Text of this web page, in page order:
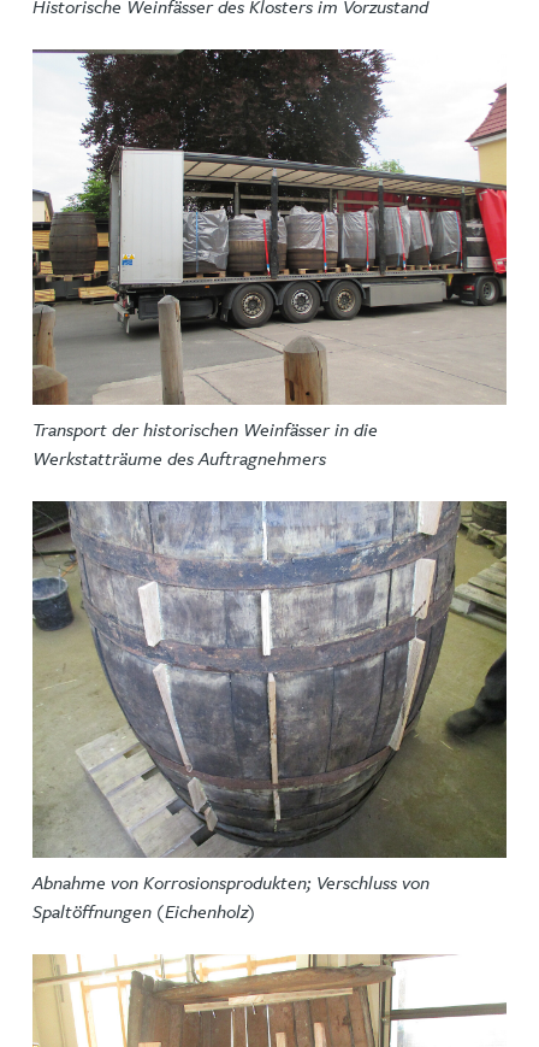
Historische Weinfässer des Klosters im Vorzustand
Transport der historischen Weinfässer in die
Werkstatträume des Auftragnehmers
Abnahme von Korrosionsprodukten; Verschluss von
Spaltöffnungen (Eichenholz)